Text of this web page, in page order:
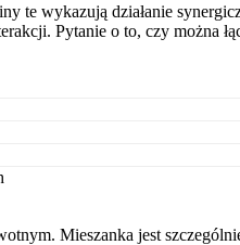
te wykazują działanie
Pytanie o to, czy można
Mieszanka jest